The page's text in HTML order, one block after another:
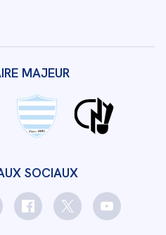
SOCIAUX
MAJEUR